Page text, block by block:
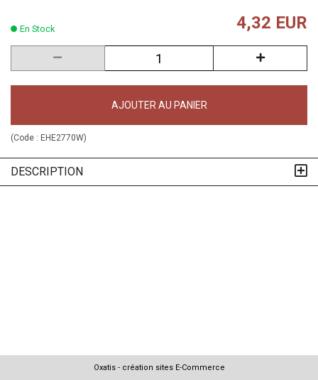
En Stock 4,32 EUR
AJOUTER AU PANIER
(Code : EHE2770W)
DESCRIPTION
Oxatis - création sites E-Commerce